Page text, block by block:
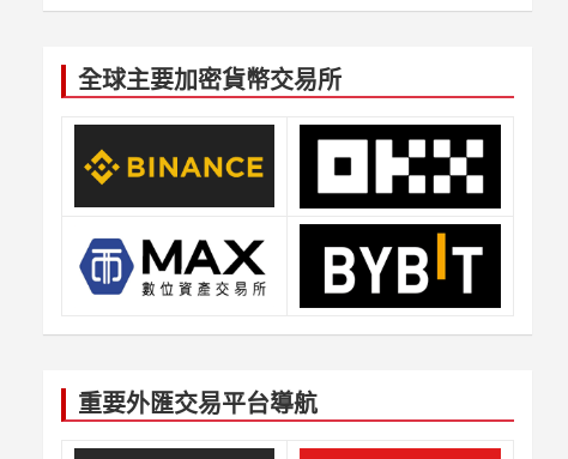
全球主要加密貨幣交易所
重要外匯交易平台導航